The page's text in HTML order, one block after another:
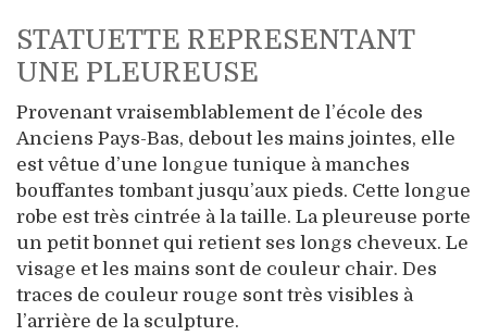
STATUETTE REPRESENTANT
UNE PLEUREUSE
Provenant vraisemblablement de l’école des
Anciens Pays-Bas, debout les mains jointes, elle
est vêtue d’une longue tunique à manches
bouffantes tombant jusqu’aux pieds. Cette longue
robe est très cintrée à la taille. La pleureuse porte
un petit bonnet qui retient ses longs cheveux. Le
visage et les mains sont de couleur chair. Des
traces de couleur rouge sont très visibles à
l’arrière de la sculpture.